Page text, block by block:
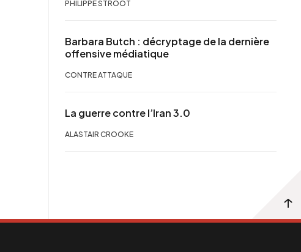
PHILIPPE STROOT
Barbara Butch : décryptage de la dernière
offensive médiatique
CONTRE ATTAQUE
La guerre contre l’Iran 3.0
ALASTAIR CROOKE